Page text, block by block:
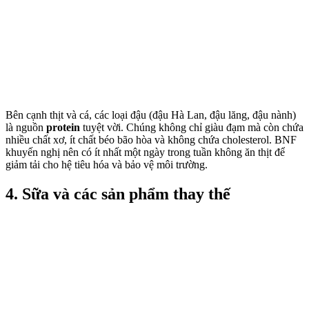
Bên cạnh thịt và cá, các loại đậu (đậu Hà Lan, đậu lăng, đậu nành)
là nguồn protein tuyệt vời. Chúng không chỉ giàu đạm mà còn chứa
nhiều chất xơ, ít chất béo bão hòa và không chứa cholesterol. BNF
khuyến nghị nên có ít nhất một ngày trong tuần không ăn thịt để
giảm tải cho hệ tiêu hóa và bảo vệ môi trường.
4. Sữa và các sản phẩm thay thế